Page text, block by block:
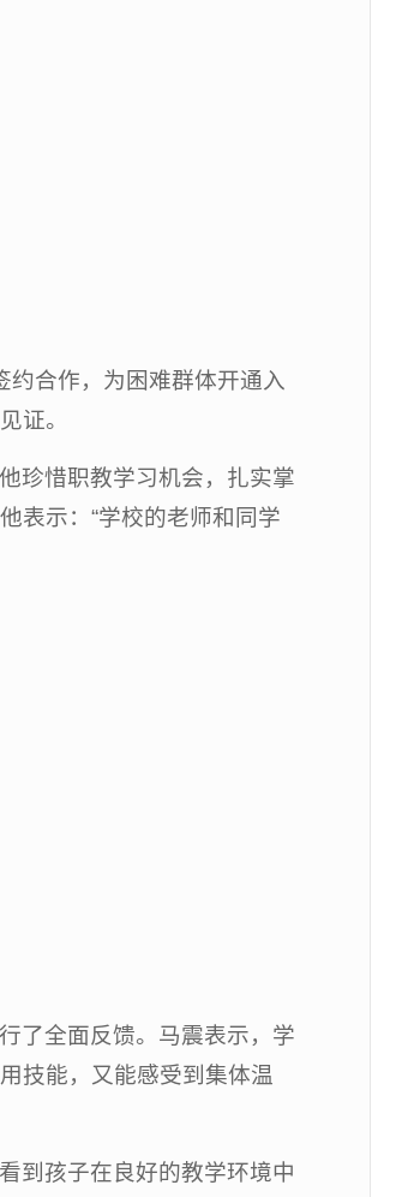
合作，为困难群体开通入
证。
珍惜职教学习机会，扎实掌
表示：“学校的老师和同学
了全面反馈。马震表示，学
技能，又能感受到集体温
到孩子在良好的教学环境中